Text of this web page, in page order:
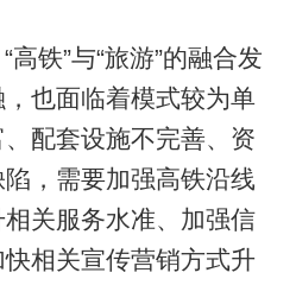
高铁”与“旅游”的融合发
也面临着模式较为单
配套设施不完善、资
，需要加强高铁沿线
关服务水准、加强信
相关宣传营销方式升